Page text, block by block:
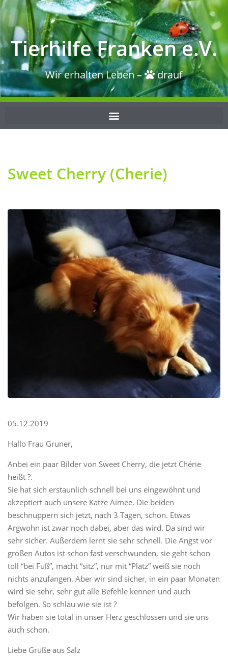
Tierhilfe Franken e.V.
Wir erhalten Leben – drauf
Sweet Cherry (Cherie)
05.12.2019
Hallo Frau Gruner,
Anbei ein paar Bilder von Sweet Cherry, die jetzt Chérie
heißt ?.
Sie hat sich erstaunlich schnell bei uns eingewöhnt und
akzeptiert auch unsere Katze Aimee. Die beiden
beschnuppern sich jetzt, nach 3 Tagen, schon. Etwas
Argwohn ist zwar noch dabei, aber das wird. Da sind wir
sehr sicher. Außerdem lernt sie sehr schnell. Die Angst vor
großen Autos ist schon fast verschwunden, sie geht schon
toll “bei Fuß”, macht “sitz”, nur mit “Platz” weiß sie noch
nichts anzufangen. Aber wir sind sicher, in ein paar Monaten
wird sie sehr, sehr gut alle Befehle kennen und auch
befolgen. So schlau wie sie ist ?
Wir haben sie total in unser Herz geschlossen und sie uns
auch schon.
Liebe Grüße aus Salz